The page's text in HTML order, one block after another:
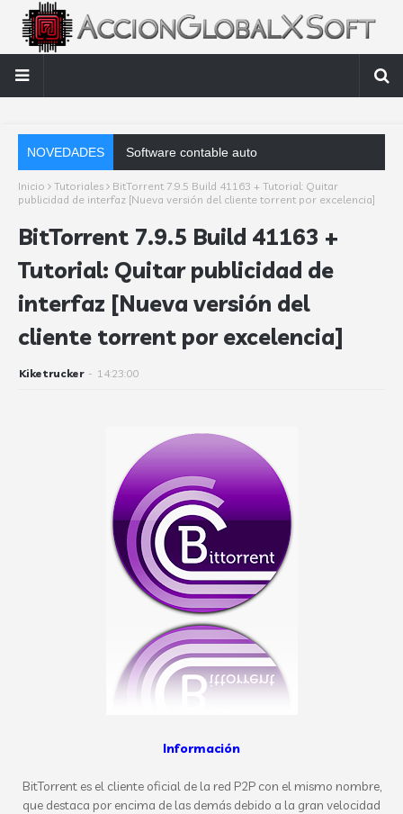
NOVEDADES Software contable automático: factores clave que debes anali
Inicio Tutoriales
BitTorrent 7.9.5 Build 41163 + Tutorial: Quitar
publicidad de interfaz [Nueva versión del cliente torrent por excelencia]
BitTorrent 7.9.5 Build 41163 +
Tutorial: Quitar publicidad de
interfaz [Nueva versión del
cliente torrent por excelencia]
Kiketrucker - 14:23:00
Información
BitTorrent es el cliente oficial de la red P2P con el mismo nombre,
que destaca por encima de las demás debido a la gran velocidad